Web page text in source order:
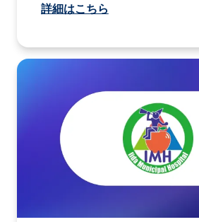
詳細はこちら